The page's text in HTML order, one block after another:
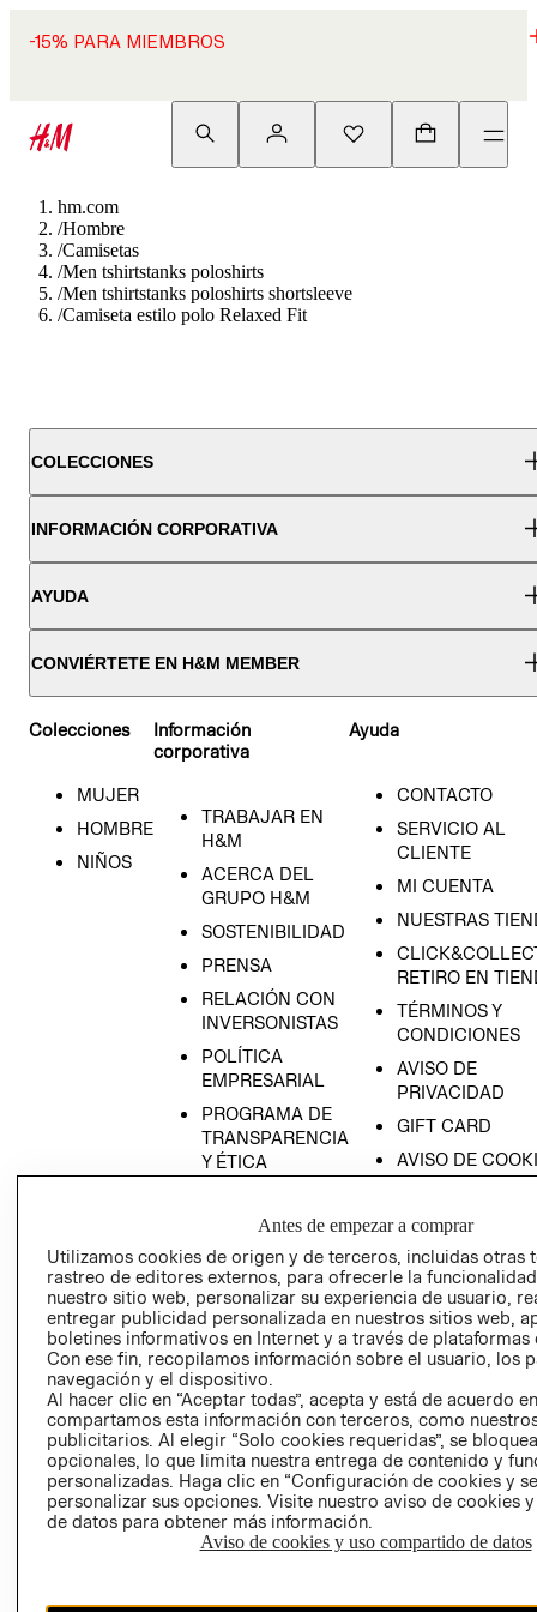
-15% PARA MIEMBROS
hm.com
/Hombre
/Camisetas
/Men tshirtstanks poloshirts
/Men tshirtstanks poloshirts shortsleeve
/Camiseta estilo polo Relaxed Fit
COLECCIONES
INFORMACIÓN CORPORATIVA
AYUDA
CONVIÉRTETE EN H&M MEMBER
Colecciones
MUJER
HOMBRE
NIÑOS
Información
corporativa
TRABAJAR EN
H&M
ACERCA DEL
GRUPO H&M
SOSTENIBILIDAD
PRENSA
RELACIÓN CON
INVERSONISTAS
POLÍTICA
EMPRESARIAL
PROGRAMA DE
TRANSPARENCIA
Y ÉTICA
PROGRAMA DE
Y ÉTICA (INGLÉS)
Ayuda
CONTACTO
SERVICIO AL
CLIENTE
MI CUENTA
NUESTRAS
RETIRO EN
TÉRMINOS Y
CONDICIONES
AVISO DE
PRIVACIDAD
GIFT CARD
AVISO DE
COMERCIO - SIC
PETICIONES
QUEJAS Y
RECLAMOS
Colombia ($)
CAMBIAR REGIÓN
Antes de empezar a comprar
Utilizamos cookies de origen y de terceros, incluidas otras
rastreo de editores externos, para ofrecerle la
nuestro sitio web, personalizar su experiencia de usuario,
entregar publicidad personalizada en nuestros sitios web,
boletines informativos en Internet y a través de plataformas
Con ese fin, recopilamos información sobre el usuario, los
navegación y el dispositivo.
Al hacer clic en “Aceptar todas”, acepta y está de acuerdo
compartamos esta información con terceros, como
publicitarios. Al elegir “Solo cookies requeridas”, se
opcionales, lo que limita nuestra entrega de contenido y
personalizadas. Haga clic en “Configuración de cookies y
personalizar sus opciones. Visite nuestro aviso de cookies
de datos para obtener más información.
Aviso de cookies y uso compartido de datos